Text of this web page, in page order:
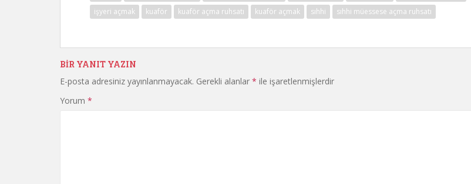
işyeri açmak
kuaför kuaför açma ruhsatı kuaför açmak sıhhi sıhhi müessese açma ruhsatı
BIR YANIT YAZIN
E-posta adresiniz yayınlanmayacak. Gerekli alanlar * ile işaretlenmişlerdir
Yorum *